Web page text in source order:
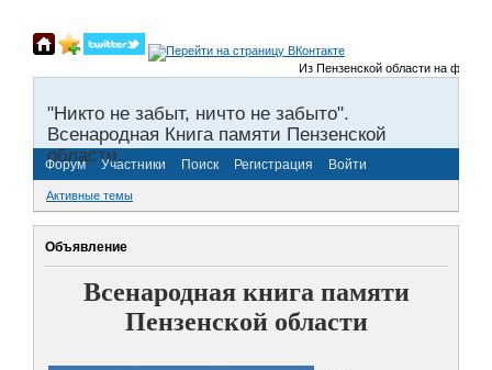
Из Пензенской области на
"Никто не забыт, ничто не забыто".
Всенародная Книга памяти Пензенской
области.
Форум Участники Поиск Регистрация Войти
Активные темы
Объявление
Всенародная книга памяти
Пензенской области